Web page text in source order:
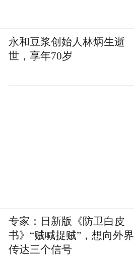
永和豆浆创始人林炳生逝
世，享年70岁
专家：日新版《防卫白皮
书》“贼喊捉贼”，想向外界
传达三个信号